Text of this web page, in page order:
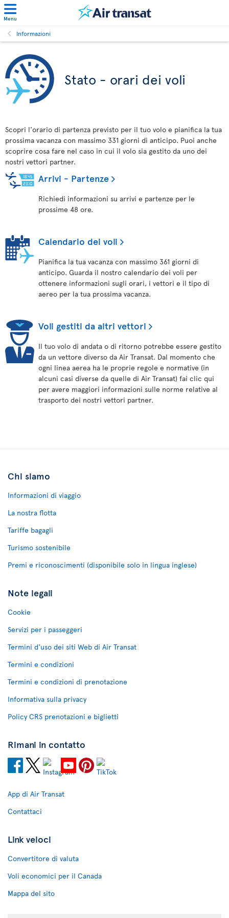
Menu
Informazioni
Stato - orari dei voli
Scopri l'orario di partenza previsto per il tuo volo e pianifica la tua
prossima vacanza con massimo 331 giorni di anticipo. Puoi anche
scoprire cosa fare nel caso in cui il volo sia gestito da uno dei
nostri vettori partner.
Arrivi - Partenze
Richiedi informazioni su arrivi e partenze per le
prossime 48 ore.
Calendario dei voli
Pianifica la tua vacanza con massimo 361 giorni di
anticipo. Guarda il nostro calendario dei voli per
ottenere informazioni sugli orari, i vettori e il tipo di
aereo per la tua prossima vacanza.
Voli gestiti da altri vettori
Il tuo volo di andata o di ritorno potrebbe essere gestito
da un vettore diverso da Air Transat. Dal momento che
ogni linea aerea ha le proprie regole e normative (in
alcuni casi diverse da quelle di Air Transat) fai clic qui
per avere maggiori informazioni sulle norme relative al
trasporto dei nostri vettori partner.
Chi siamo
Informazioni di viaggio
La nostra flotta
Tariffe bagagli
Turismo sostenibile
Premi e riconoscimenti (disponibile solo in lingua inglese)
Note legali
Cookie
Servizi per i passeggeri
Termini d'uso dei siti Web di Air Transat
Termini e condizioni
Termini e condizioni di prenotazione
Informativa sulla privacy
Policy CRS prenotazioni e biglietti
Rimani in contatto
App di Air Transat
Contattaci
Link veloci
Convertitore di valuta
Voli economici per il Canada
Mappa del sito